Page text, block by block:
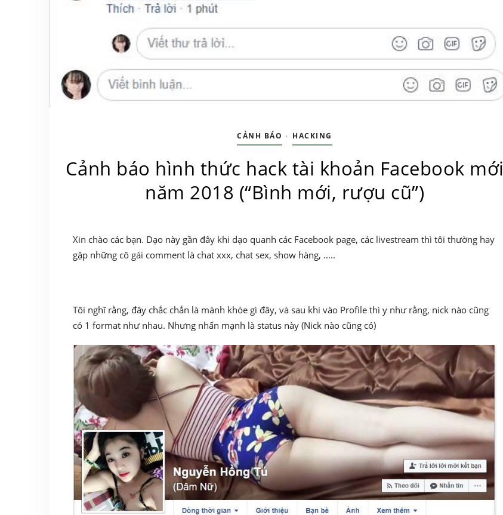
CẢNH BÁO • HACKING
Cảnh báo hình thức hack tài khoản Facebook mới
năm 2018 (“Bình mới, rượu cũ”)
Xin chào các bạn. Dạo này gần đây khi dạo quanh các Facebook page, các livestream thì tôi thường hay
gặp những cô gái comment là chat xxx, chat sex, show hàng, …..
Tôi nghĩ rằng, đây chắc chắn là mánh khóe gì đây, và sau khi vào Profile thì y như rằng, nick nào cũng
có 1 format như nhau. Nhưng nhấn mạnh là status này (Nick nào cũng có)